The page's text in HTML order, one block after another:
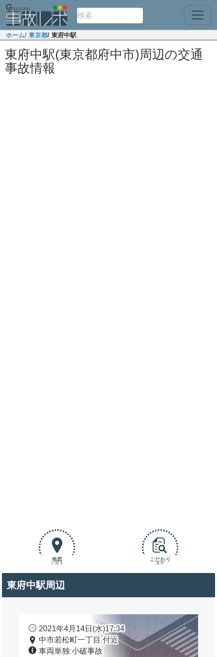
ホーム/ 東京都/ 東府中駅
東府中駅(東京都府中市)周辺の交通
事故情報
地図
で探す
こだわり
条件
東府中駅周辺
2021年4月14日(水)17:34
中市若松町一丁目 付近
車両単独 小破事故